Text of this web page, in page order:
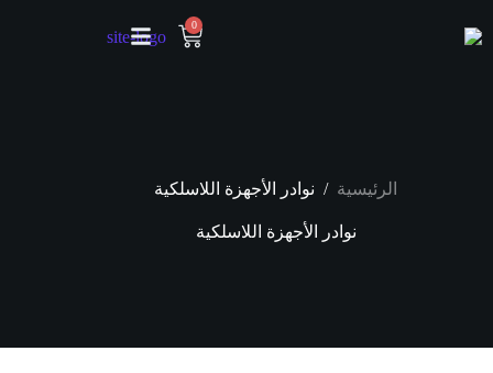
0
الرئيسية / نوادر الأجهزة اللاسلكية
نوادر الأجهزة اللاسلكية